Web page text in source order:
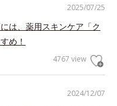
2025/07/25
は、薬用スキンケア「ク
め！
4767 view
2024/12/07